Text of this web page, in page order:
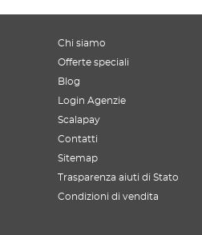
Chi siamo
Offerte speciali
Blog
Login Agenzie
Scalapay
Contatti
Sitemap
Trasparenza aiuti di Stato
Condizioni di vendita